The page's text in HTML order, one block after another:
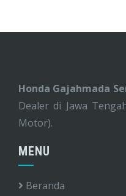
Honda Gajahmada
Dealer di Jawa
Motor).
MENU
Beranda